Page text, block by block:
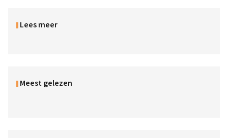
Lees meer
Meest gelezen